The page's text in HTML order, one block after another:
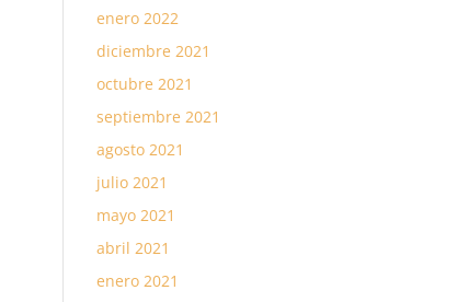
enero 2022
diciembre 2021
octubre 2021
septiembre 2021
agosto 2021
julio 2021
mayo 2021
abril 2021
enero 2021